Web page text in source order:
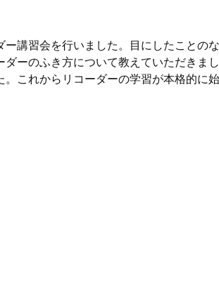
講習会を行いました。目にしたことの
ーのふき方について教えていただきま
これからリコーダーの学習が本格的に